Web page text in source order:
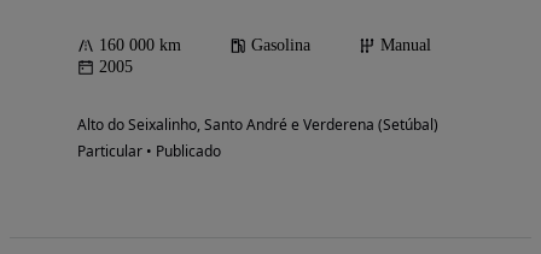
160 000 km Gasolina
Manual
2005
Alto do Seixalinho, Santo André e Verderena (Setúbal)
Particular • Publicado